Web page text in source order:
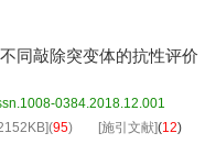
不同敲除突变体的抗性评价
0384.2018.12.001
](95) [施引文献](12)